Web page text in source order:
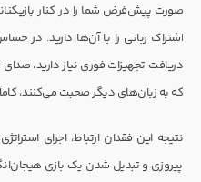
صورت پیش‌فرض شما را در کنار
اشتراک زبانی را با آن‌ها دارید. در
دریافت تجهیزات فوری نیاز دارید،
که به زبان‌های دیگر صحبت می‌کنند،
نتیجه این فقدان ارتباط، اجرای
پیروزی و تبدیل شدن یک بازی